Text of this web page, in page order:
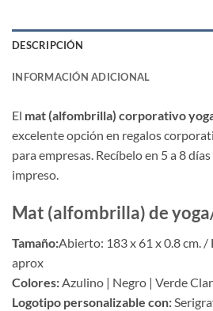
DESCRIPCIÓN
INFORMACIÓN ADICIONAL
El mat (alfombrilla) corporativo
excelente opción en regalos
para empresas. Recíbelo en 5 a 8
impreso.
Mat (alfombrilla) de
Tamaño:Abierto: 183 x 61 x 0.8 cm. /
aprox
Colores: Azulino | Negro | Verde
Logotipo personalizable con: